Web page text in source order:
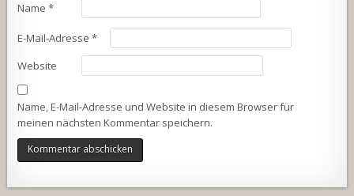
Name*
E-Mail-Adresse*
Website
Name, E-Mail-Adresse und Website in diesem Browser für
meinen nächsten Kommentar speichern.